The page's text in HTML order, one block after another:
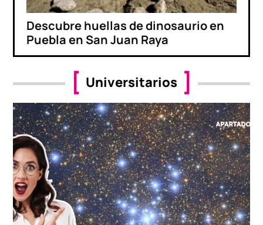
Descubre huellas de dinosaurio en
Puebla en San Juan Raya
Universitarios